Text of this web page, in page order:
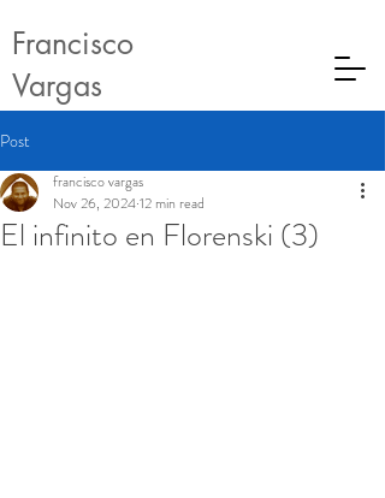
Francisco
Vargas
Post
El infinito en Florenski (3)
francisco vargas
Nov 26, 202412 min read